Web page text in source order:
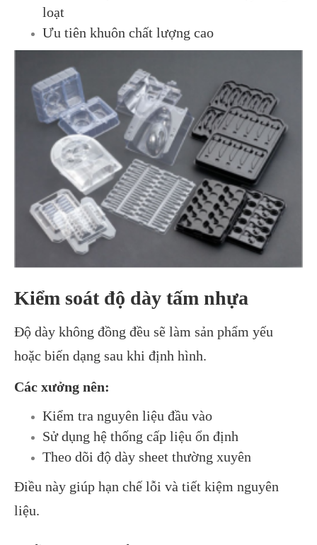
loạt
Ưu tiên khuôn chất lượng cao
Kiểm soát độ dày tấm nhựa
Độ dày không đồng đều sẽ làm sản phẩm yếu
hoặc biến dạng sau khi định hình.
Các xưởng nên:
Kiểm tra nguyên liệu đầu vào
Sử dụng hệ thống cấp liệu ổn định
Theo dõi độ dày sheet thường xuyên
Điều này giúp hạn chế lỗi và tiết kiệm nguyên
liệu.